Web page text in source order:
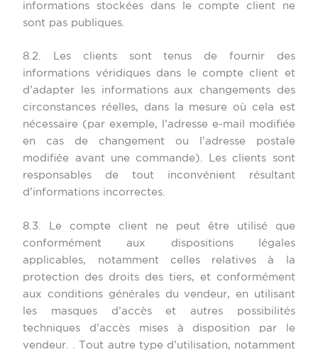
informations stockées dans le compte client ne
sont pas publiques.
8.2. Les clients sont tenus de fournir des
informations véridiques dans le compte client et
d’adapter les informations aux changements des
circonstances réelles, dans la mesure où cela est
nécessaire (par exemple, l’adresse e-mail modifiée
en cas de changement ou l’adresse postale
modifiée avant une commande). Les clients sont
responsables de tout inconvénient résultant
d’informations incorrectes.
8.3. Le compte client ne peut être utilisé que
conformément aux dispositions légales
applicables, notamment celles relatives à la
protection des droits des tiers, et conformément
aux conditions générales du vendeur, en utilisant
les masques d’accès et autres possibilités
techniques d’accès mises à disposition par le
vendeur. . Tout autre type d’utilisation, notamment